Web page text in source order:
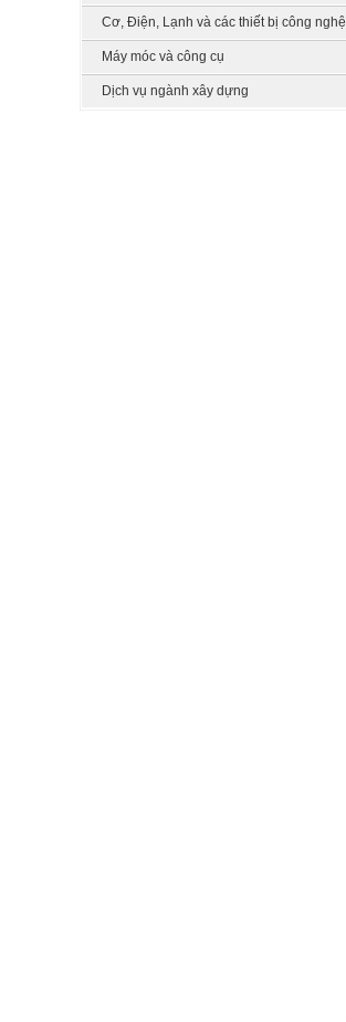
Cơ, Điện, Lạnh và các thiết bị công nghệ
Máy móc và công cụ
Dịch vụ ngành xây dựng